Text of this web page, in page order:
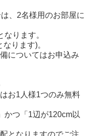
、2名様用のお部屋に
ります。
ります)。
についてはお申込み
お1人様1つのみ無料
つ「1辺が120cm以
となりますのでご注